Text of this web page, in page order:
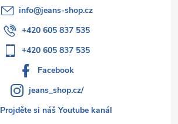
info@jeans-shop.cz
+420 605 837 535
+420 605 837 535
Facebook
jeans_shop.cz/
Projděte si náš Youtube kanál